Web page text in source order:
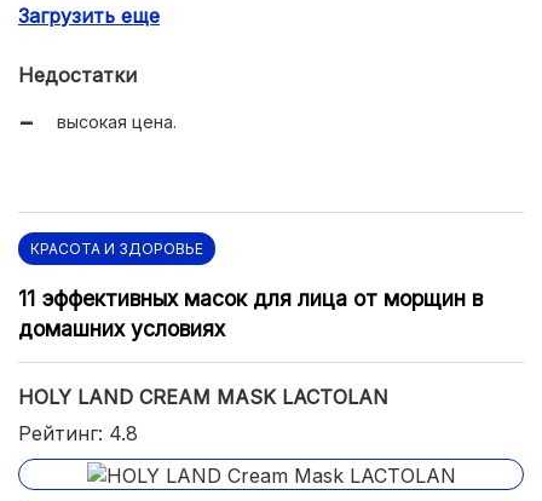
разглаживает мелкие морщинки;
подходит для жирной кожи;
имеет накопительный эффект;
экономно расходуется.
Загрузить еще
Недостатки
высокая цена.
КРАСОТА И ЗДОРОВЬЕ
11 эффективных масок для лица от морщин в
домашних условиях
HOLY LAND CREAM MASK LACTOLAN
Рейтинг: 4.8